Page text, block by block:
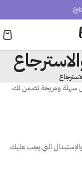
سهلة ومريحة تضمن لك
التي يجب عليك